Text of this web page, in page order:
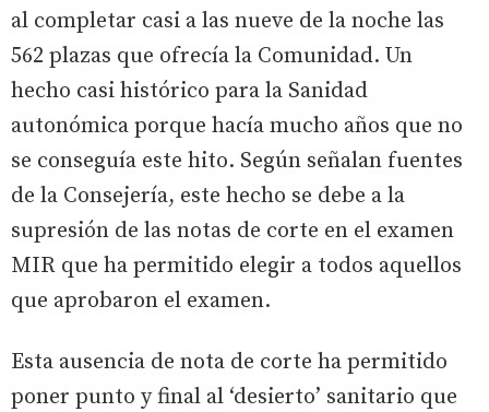
al completar casi a las nueve de la noche las
562 plazas que ofrecía la Comunidad. Un
hecho casi histórico para la Sanidad
autonómica porque hacía mucho años que no
se conseguía este hito. Según señalan fuentes
de la Consejería, este hecho se debe a la
supresión de las notas de corte en el examen
MIR que ha permitido elegir a todos aquellos
que aprobaron el examen.
Esta ausencia de nota de corte ha permitido
poner punto y final al ‘desierto’ sanitario que